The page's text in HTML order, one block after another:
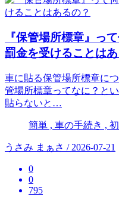
『保管場所標章』っ
罰金を受けることはあ
車に貼る保管場所標章に
管場所標章ってなに？と
貼らないと…
簡単 , 車の手続き ,
うさみ まぁさ / 2026-07-21
0
0
795